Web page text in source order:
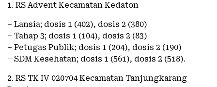
1. RS Advent Kecamatan Kedaton
– Lansia; dosis 1 (402), dosis 2 (380)
– Tahap 3; dosis 1 (104), dosis 2 (83)
– Petugas Publik; dosis 1 (204), dosis 2 (190)
– SDM Kesehatan; dosis 1 (561), dosis 2 (518).
2. RS TK IV 020704 Kecamatan Tanjungkarang